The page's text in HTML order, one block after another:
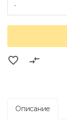
-
favorite_border compare_arrows
Описание